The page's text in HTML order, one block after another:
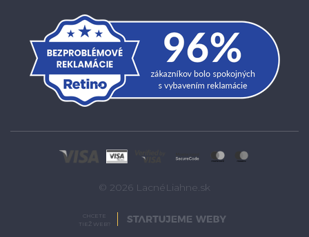
© 2026 LacnéLiahne.sk
CHCETE
TIEŽ WEB?